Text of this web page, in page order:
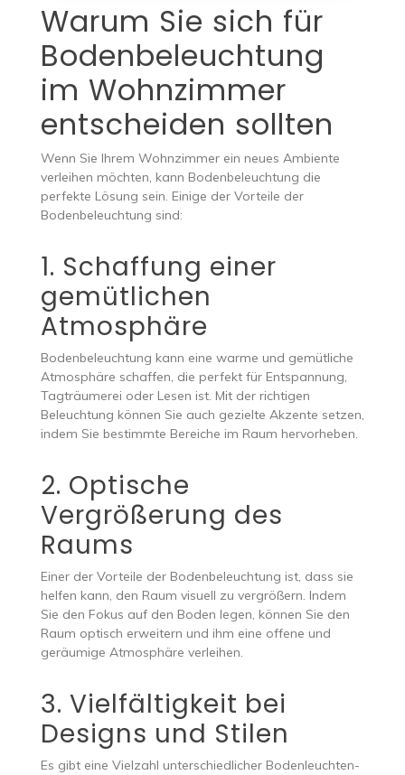
Warum Sie sich für
Bodenbeleuchtung
im Wohnzimmer
entscheiden sollten
Wenn Sie Ihrem Wohnzimmer ein neues Ambiente
verleihen möchten, kann Bodenbeleuchtung die
perfekte Lösung sein. Einige der Vorteile der
Bodenbeleuchtung sind:
1. Schaffung einer
gemütlichen
Atmosphäre
Bodenbeleuchtung kann eine warme und gemütliche
Atmosphäre schaffen, die perfekt für Entspannung,
Tagträumerei oder Lesen ist. Mit der richtigen
Beleuchtung können Sie auch gezielte Akzente setzen,
indem Sie bestimmte Bereiche im Raum hervorheben.
2. Optische
Vergrößerung des
Raums
Einer der Vorteile der Bodenbeleuchtung ist, dass sie
helfen kann, den Raum visuell zu vergrößern. Indem
Sie den Fokus auf den Boden legen, können Sie den
Raum optisch erweitern und ihm eine offene und
geräumige Atmosphäre verleihen.
3. Vielfältigkeit bei
Designs und Stilen
Es gibt eine Vielzahl unterschiedlicher Bodenleuchten-